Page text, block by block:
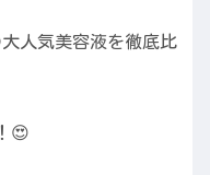
人気美容液を徹底比
😍